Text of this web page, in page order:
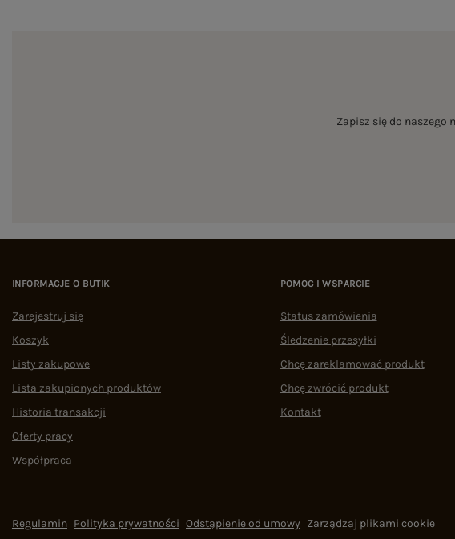
Zapisz się do naszego
INFORMACJE O BUTIK
Zarejestruj się
Koszyk
Listy zakupowe
Lista zakupionych produktów
Historia transakcji
Oferty pracy
Współpraca
POMOC I WSPARCIE
Status zamówienia
Śledzenie przesyłki
Chcę zareklamować produkt
Chcę zwrócić produkt
Kontakt
Regulamin Polityka prywatności Odstąpienie od umowy Zarządzaj plikami cookie